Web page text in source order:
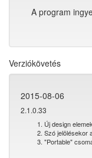
A program
Verziókövetés
2015-08-06
2.1.0.33
Új design elemek
Szó jelölésekor
"Portable"